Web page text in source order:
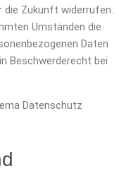
die Zukunft widerrufen.
Umständen die
Daten
Beschwerderecht bei
Datenschutz